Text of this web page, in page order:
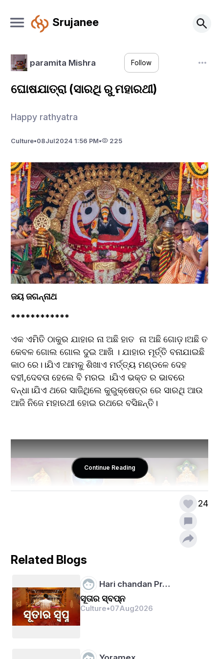
Srujanee
paramita Mishra Follow
ଘୋଷଯାତ୍ରା (ସାରଥି ରୁ ମହାରଥୀ)
Happy rathyatra
Culture•08Jul2024 1:56 PM• 225
ଜୟ ଜଗନ୍ନାଥ
************
ଏକ ଏମିତି ଠାକୁର ଯାହାର ନା ଅଛି ହାତ  ନା ଅଛି ଗୋଡ଼।ଅଛି ତ
କେବଳ ଗୋଲ ଗୋଲ ଦୁଇ ଆଖି । ଯାହାର ମୂର୍ତ୍ତି ବନାଯାଇଛି
କାଠ ରେ।।ଯିଏ ଆମକୁ ଶିଖାଏ ମର୍ତ୍ତ୍ୟ ମଣ୍ଡଳେ ଦେହ
ବହୀ,ଦେବତା ହେଲେ ବି ମରଇ ।ଯିଏ ଭକ୍ତ ର ଭାବରେ
ବନ୍ଧା।ଯିଏ ଥରେ ସାଜିଥିଲେ କୁରୁକ୍ଷେତ୍ର ରେ ସାରଥି ଆଉ
ଆଜି ନିଜେ ମହାରଥୀ ହୋଇ ରଥରେ ବସିଛନ୍ତି।
Continue Reading
24
Related Blogs
Hari chandan Pr…
ସୂତାର ସ୍ବପ୍ନ
Culture•07Aug2026